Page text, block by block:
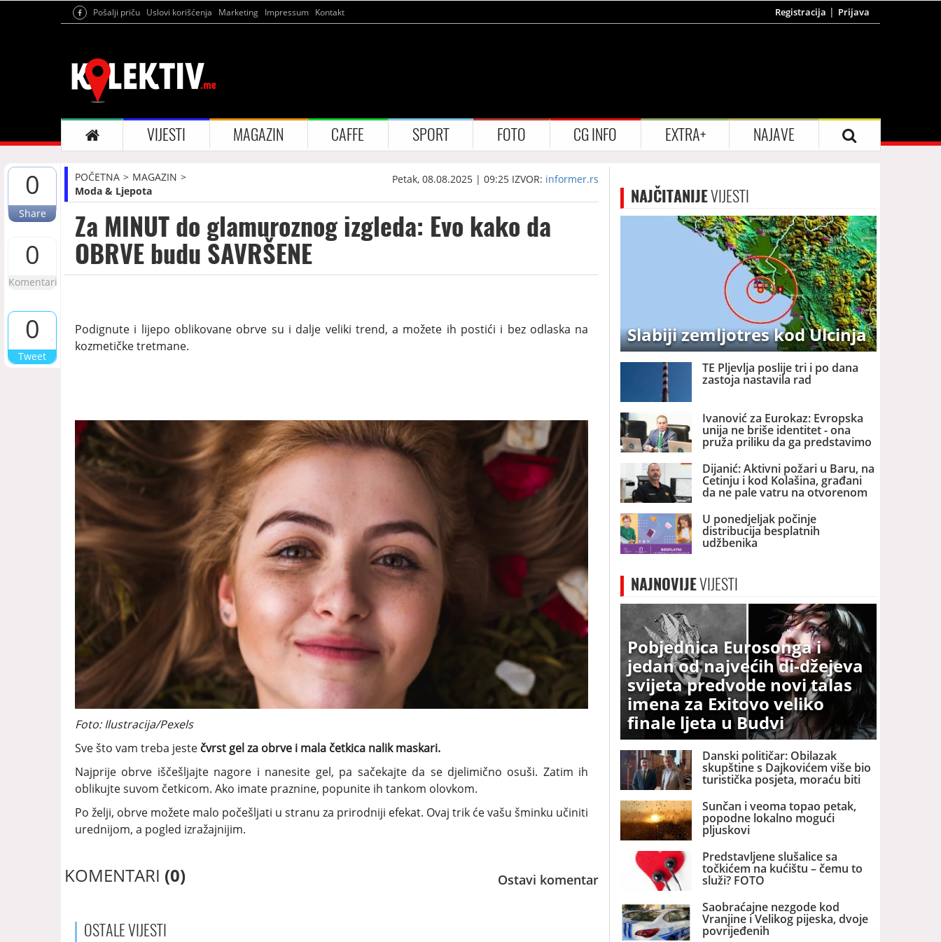
Pošalji priču Uslovi korišćenja Marketing Impressum Kontakt Registracija Prijava
VIJESTI MAGAZIN CAFFE SPORT FOTO CG INFO EXTRA+ NAJAVE
0
Share
0
Komentari
0
Tweet
POČETNA
MAGAZIN
Moda & Ljepota
Petak, 08.08.2025 | 09:25 IZVOR: informer.rs
Za MINUT do glamuroznog izgleda: Evo kako da
OBRVE budu SAVRŠENE
Podignute i lijepo oblikovane obrve su i dalje veliki trend, a možete ih postići i bez odlaska na
kozmetičke tretmane.
Foto: Ilustracija/Pexels
Sve što vam treba jeste čvrst gel za obrve i mala četkica nalik maskari.
Najprije obrve iščešljajte nagore i nanesite gel, pa sačekajte da se djelimično osuši. Zatim ih
oblikujte suvom četkicom. Ako imate praznine, popunite ih tankom olovkom.
Po želji, obrve možete malo počešljati u stranu za prirodniji efekat. Ovaj trik će vašu šminku učiniti
urednijom, a pogled izražajnijim.
KOMENTARI (0) Ostavi komentar
OSTALEVIJESTI
NAJČITANIJEVIJESTI
Slabiji zemljotres kod Ulcinja
TE Pljevlja poslije tri i po dana
zastoja nastavila rad
Ivanović za Eurokaz: Evropska
unija ne briše identitet - ona
pruža priliku da ga predstavimo
Evropi i svijetu
Dijanić: Aktivni požari u Baru, na
Cetinju i kod Kolašina, građani
da ne pale vatru na otvorenom
U ponedjeljak počinje
distribucija besplatnih
udžbenika
NAJNOVIJEVIJESTI
Pobjednica Eurosonga i
jedan od najvećih di-džejeva
svijeta predvode novi talas
imena za Exitovo veliko
finale ljeta u Budvi
Danski političar: Obilazak
skupštine s Dajkovićem više bio
turistička posjeta, moraću biti
pažljiviji kome ću biti vodič
Sunčan i veoma topao petak,
popodne lokalno mogući
pljuskovi
Predstavljene slušalice sa
točkićem na kućištu – čemu to
služi? FOTO
Saobraćajne nezgode kod
Vranjine i Velikog pijeska, dvoje
povrijeđenih